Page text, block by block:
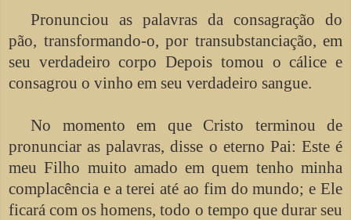
Pronunciou as palavras da consagração do
pão, transformando-o, por transubstanciação, em
seu verdadeiro corpo Depois tomou o cálice e
consagrou o vinho em seu verdadeiro sangue.
No momento em que Cristo terminou de
pronunciar as palavras, disse o eterno Pai: Este é
meu Filho muito amado em quem tenho minha
complacência e a terei até ao fim do mundo; e Ele
ficará com os homens, todo o tempo que durar seu